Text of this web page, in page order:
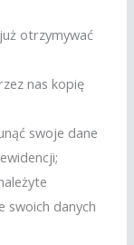
otrzymywać
nas kopię
swoje dane
swoich danych